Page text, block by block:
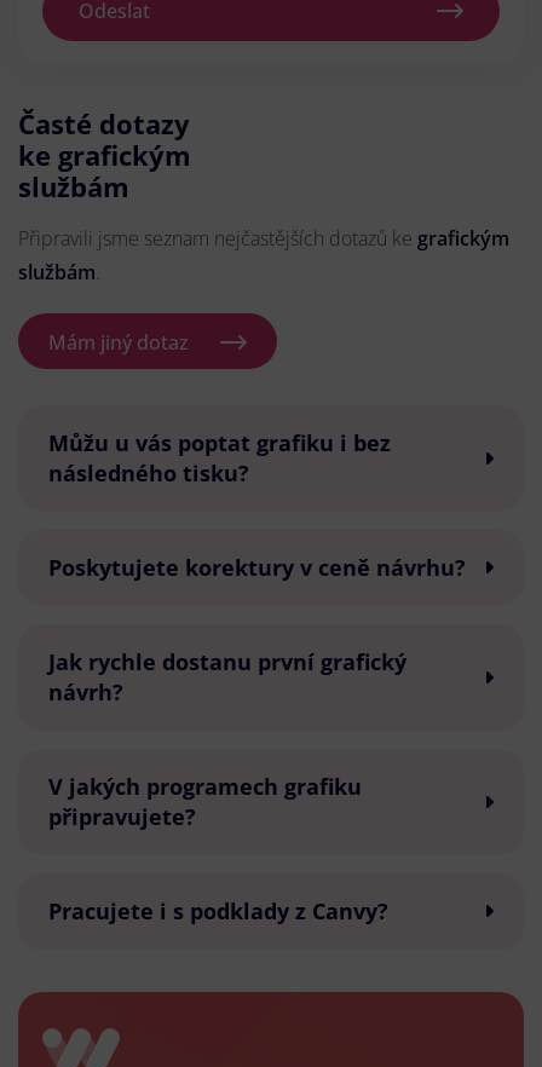
Odeslat
Časté dotazy
ke grafickým
službám
Připravili jsme seznam nejčastějších dotazů ke grafickým
službám.
Mám jiný dotaz
Můžu u vás poptat grafiku i bez
následného tisku?
Poskytujete korektury v ceně návrhu?
Jak rychle dostanu první grafický
návrh?
V jakých programech grafiku
připravujete?
Pracujete i s podklady z Canvy?